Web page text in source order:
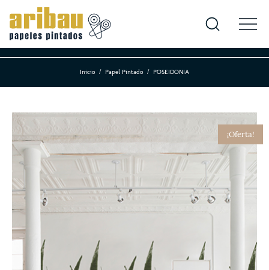
Inicio Papel Pintado POSEIDONIA
¡Oferta!